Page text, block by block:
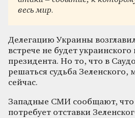
весь мир.
Делегацию Украины
встрече не будет
президента. Но то, что в
решаться судьба Зеленского,
сейчас.
Западные СМИ сообщают,
потребует отставки